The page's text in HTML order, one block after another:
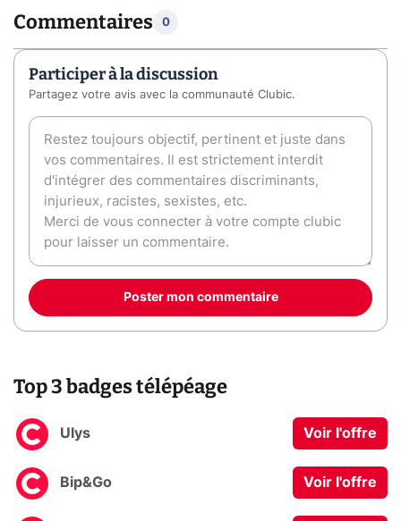
Commentaires 0
Participer à la discussion
Partagez votre avis avec la communauté Clubic.
Poster mon commentaire
Top 3 badges télépéage
Ulys Voir l'offre
Bip&Go Voir l'offre